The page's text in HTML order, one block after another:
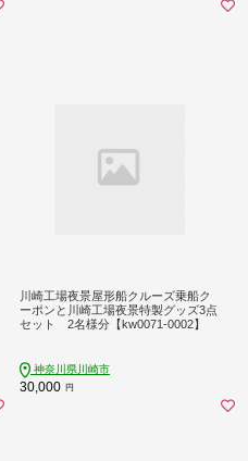
川崎工場夜景屋形船クルーズ乗船ク
ーポンと川崎工場夜景特製グッズ3点
セット 2名様分【kw0071-0002】
神奈川県川崎市
30,000 円